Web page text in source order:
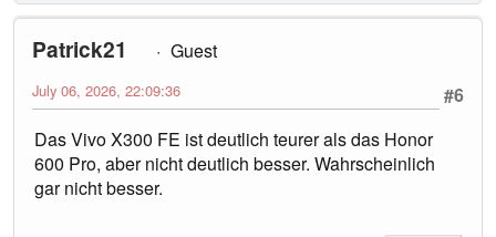
Patrick21
Guest
#6
July 06, 2026, 22:09:36
Das Vivo X300 FE ist deutlich teurer als das Honor
600 Pro, aber nicht deutlich besser. Wahrscheinlich
gar nicht besser.